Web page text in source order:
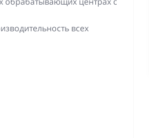
всех